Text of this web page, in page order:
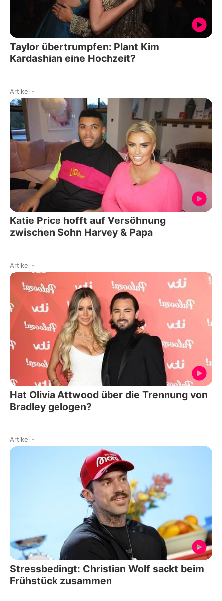
Taylor übertrumpfen: Plant Kim
Kardashian eine Hochzeit?
Artikel -
Katie Price hofft auf Versöhnung
zwischen Sohn Harvey & Papa
Artikel -
Hat Olivia Attwood über die Trennung von
Bradley gelogen?
Artikel -
Stressbedingt: Christian Wolf sackt beim
Frühstück zusammen